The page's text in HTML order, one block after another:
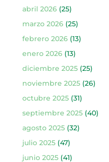
abril 2026(25)
marzo 2026(25)
febrero 2026(13)
enero 2026(13)
diciembre 2025(25)
noviembre 2025(26)
octubre 2025(31)
septiembre 2025(40)
agosto 2025(32)
julio 2025(47)
junio 2025(41)